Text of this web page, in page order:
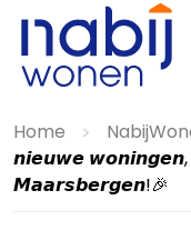
Home >
𝙣𝙞𝙚𝙪𝙬𝙚 𝙬𝙤𝙣𝙞𝙣𝙜𝙚𝙣,
𝙈𝙖𝙖𝙧𝙨𝙗𝙚𝙧𝙜𝙚𝙣!🎉